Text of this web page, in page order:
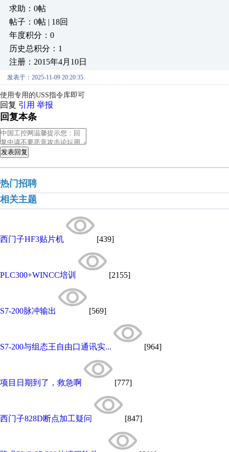
求助：0帖
帖子：0帖 | 18回
年度积分：0
历史总积分：1
注册：2015年4月10日
发表于：2025-11-09 20:20:35
使用专用的USS指令库即可
回复 引用 举报
回复本条
发表回复
热门招聘
相关主题
西门子HF3贴片机 [439]
PLC300+WINCC培训 [2155]
S7-200脉冲输出 [569]
S7-200与组态王自由口通讯实... [964]
项目日期到了，救急啊 [777]
西门子828D断点加工疑问 [847]